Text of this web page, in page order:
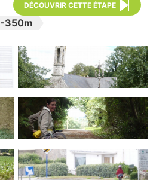
DÉCOUVRIR CETTE ÉTAPE
-350m